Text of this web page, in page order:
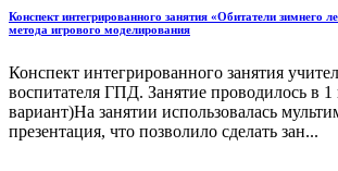
Конспект интегрированного занятия «Обитатели зимнего
метода игрового моделирования
Конспект интегрированного занятия
воспитателя ГПД. Занятие проводилось в 1
вариант)На занятии использовалась
презентация, что позволило сделать зан...